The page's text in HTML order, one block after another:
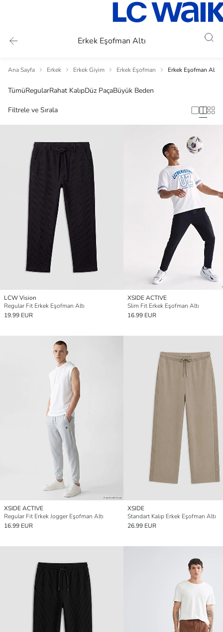
Erkek Eşofman Altı
Ana Sayfa Erkek Erkek Giyim Erkek Eşofman Erkek Eşofman Altı
TümüRegularRahat KalıpDüz PaçaBüyük Beden
Filtrele ve Sırala
LCW Vision
Regular Fit Erkek Eşofman Altı
19.99 EUR
XSIDE ACTIVE
Slim Fit Erkek Eşofman Altı
16.99 EUR
XSIDE ACTIVE
Regular Fit Erkek Jogger Eşofman Altı
16.99 EUR
XSIDE
Standart Kalıp Erkek Eşofman Altı
26.99 EUR